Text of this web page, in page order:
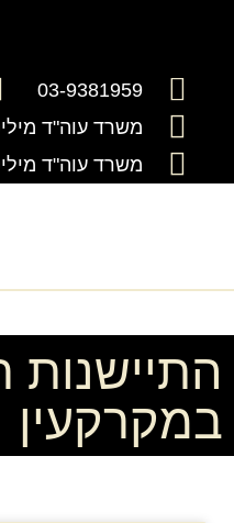
03-9381959
משרד עוה"ד
משרד עוה"ד
התיישנות
במקרקעין